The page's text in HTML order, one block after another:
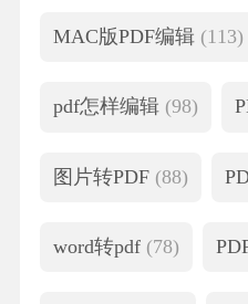
MAC版PDF编辑 (113)
pdf怎样编辑 (98)
图片转PDF (88)
word转pdf (78)